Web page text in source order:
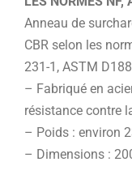
Anneau de
CBR selon les
231-1, ASTM
– Fabriqué en
résistance contre
– Poids : environ
– Dimensions :